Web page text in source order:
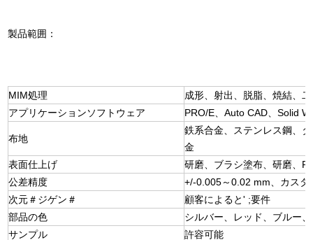
製品範囲：
MIM処理
成形、射出、脱脂、焼結、
アプリケーションソフトウェア
PRO/E、Auto CAD、Solid
布地
鉄系合金、ステンレス鋼、
金
表面仕上げ
研磨、ブラシ塗布、研磨、
公差精度
+/-0.005～0.02 mm、カスタ
次元＃ジゲン＃
顧客によると' ;要件
部品の色
シルバー、レッド、ブルー
サンプル
許容可能